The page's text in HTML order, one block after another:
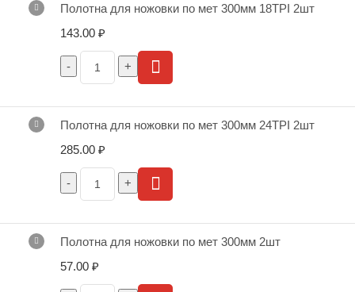
Полотна для ножовки по мет 300мм 18TPI 2шт
143.00 ₽
Полотна для ножовки по мет 300мм 24TPI 2шт
285.00 ₽
Полотна для ножовки по мет 300мм 2шт
57.00 ₽